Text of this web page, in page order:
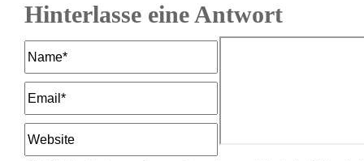
Hinterlasse eine Antwort